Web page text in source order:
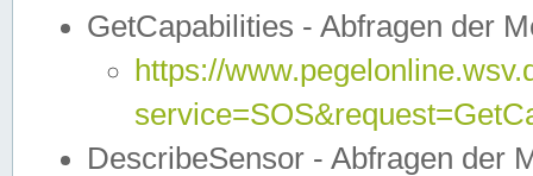
GetCapabilities - Abfragen der
https://
DescribeSensor - Abfragen der